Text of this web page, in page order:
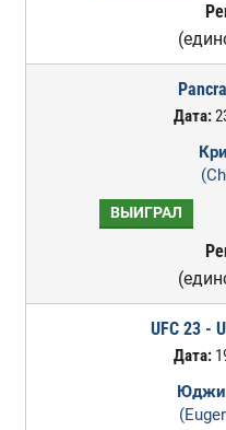
Дата:
ВЫИГРАЛ
UFC 23 -
Дата: